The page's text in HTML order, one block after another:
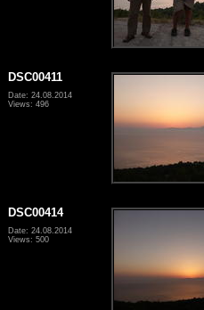
DSC00411
Date: 24.08.2014
Views: 496
DSC00414
Date: 24.08.2014
Views: 500